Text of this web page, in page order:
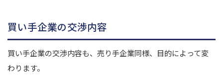
買い手企業の交渉内容
買い手企業の交渉内容も、売り手企業同様、目的によって変
わります。